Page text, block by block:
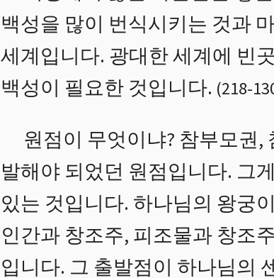
백성을 많이 번식시키는 것과
세계입니다. 광대한 세계에 빈
백성이 필요한 것입니다. (218-
원점이 무엇이냐? 참부모권
발해야 되었던 원점입니다. 그
있는 것입니다. 하나님의 왕궁
인간과 창조주, 피조물과 창조
입니다. 그 출발점이 하나님의